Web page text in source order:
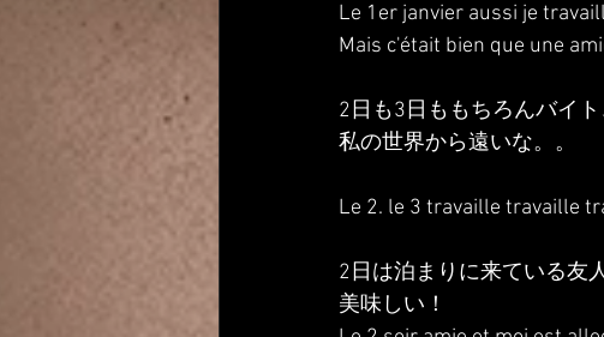
Le 1er janvier aussi je
Mais c'était bien que une
2日も3日ももちろんバイ
私の世界から遠いな。。
Le 2. le 3 travaille travaille
2日は泊まりに来ている友
美味しい！